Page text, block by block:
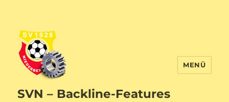
SVN – Backline-Features
MENÜ